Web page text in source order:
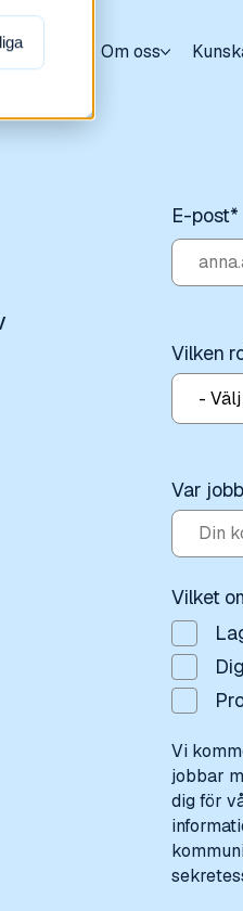
Kunder Om oss
E-post*
Vilken
Var
Vilket
Vi
jobbar
dig för